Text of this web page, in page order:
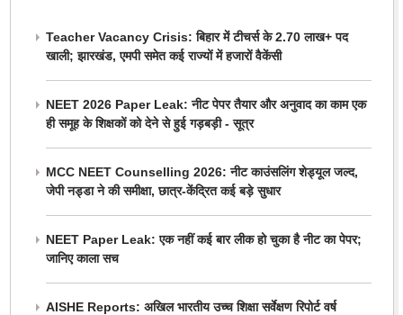
Teacher Vacancy Crisis: बिहार में टीचर्स के 2.70 लाख+ पद
खाली; झारखंड, एमपी समेत कई राज्यों में हजारों वैकेंसी
NEET 2026 Paper Leak: नीट पेपर तैयार और अनुवाद का काम एक
ही समूह के शिक्षकों को देने से हुई गड़बड़ी - सूत्र
MCC NEET Counselling 2026: नीट काउंसलिंग शेड्यूल जल्द,
जेपी नड्डा ने की समीक्षा, छात्र-केंद्रित कई बड़े सुधार
NEET Paper Leak: एक नहीं कई बार लीक हो चुका है नीट का पेपर;
जानिए काला सच
AISHE Reports: अखिल भारतीय उच्च शिक्षा सर्वेक्षण रिपोर्ट वर्ष